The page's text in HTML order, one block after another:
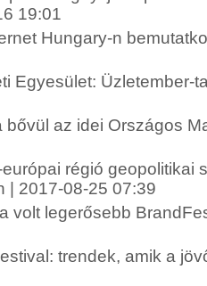
19:01
Hungary-n
Egyesület: Üzletember-
bővül az idei Országos
régió geopolitikai
| 2017-08-25 07:39
volt legerősebb
trendek, amik a